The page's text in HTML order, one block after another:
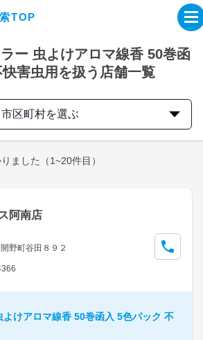
TOP
サイト
ト
ちら
ー 虫よけアロマ線香 50巻函
害虫用を扱う店舗一覧
市区町村を選ぶ
ました （1~20件目）
阿南店
野町谷田８９２
よけアロマ線香 50巻函入 5色パック 不